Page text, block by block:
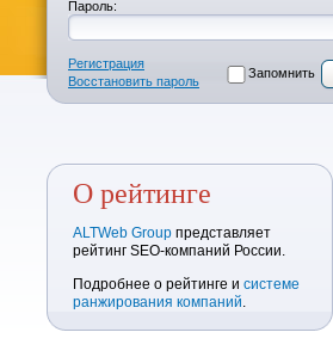
Пароль:
Регистрация
Восстановить пароль
Запомнить
О рейтинге
ALTWeb Group представляет
рейтинг SEO-компаний России.
Подробнее о рейтинге и системе
ранжирования компаний.